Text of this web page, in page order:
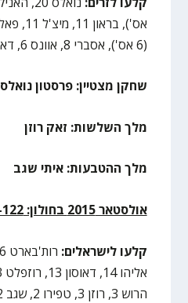
(6 אס'), אסברי 8, אוונס 6, דאב 4, פרימן 3.
שחקן מצטיין: פרסטון נואלס
מלך השלשות: זאק רוזן
מלך ההטבעות: איתי שגב
אולסטאר 2015 בחולון: 121-122 לישראלים
קלעו לישראלים:
הרוש 3, רוזן 3, טפירו 2, שגב 2.